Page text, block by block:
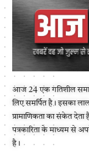
आज 24 एक गतिशील
लिए समर्पित है। इसका
प्रामाणिकता का संकेत
पत्रकारिता के माध्यम से
है।